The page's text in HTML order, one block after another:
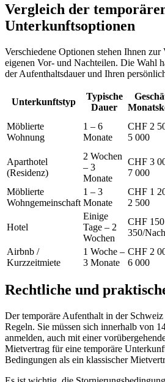
Vergleich der
Unterkunftsoptionen
Verschiedene Optionen stehen Ihnen
eigenen Vor- und Nachteilen. Die Wahl
der Aufenthaltsdauer und Ihren
Unterkunftstyp
Typische
Dauer
Möblierte
Wohnung
1 – 6
Monate
CHF 2
5 000
Aparthotel
(Residenz)
2 Wochen
– 3
Monate
CHF 3
7 000
Möblierte
Wohngemeinschaft
1 – 3
Monate
CHF 1
2 500
Hotel
Einige
Tage – 2
Wochen
CHF
350/
Airbnb /
Kurzzeitmiete
1 Woche –
3 Monate
CHF 2
6 000
Rechtliche und
Der temporäre Aufenthalt in der
Regeln. Sie müssen sich innerhalb von
anmelden, auch mit einer
Mietvertrag für eine temporäre
Bedingungen als ein klassischer